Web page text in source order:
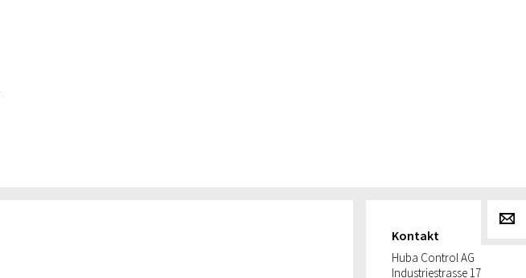
Kontakt
Huba Control AG
Industriestrasse 17
g